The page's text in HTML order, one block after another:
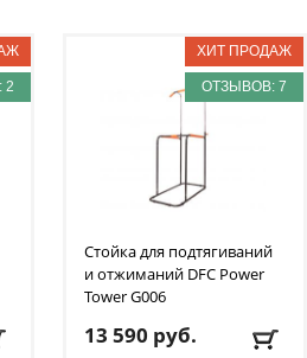
2 ОТЗЫВОВ: 7
Стойка для подтягиваний
и отжиманий DFC Power
Tower G006
13 590 руб.